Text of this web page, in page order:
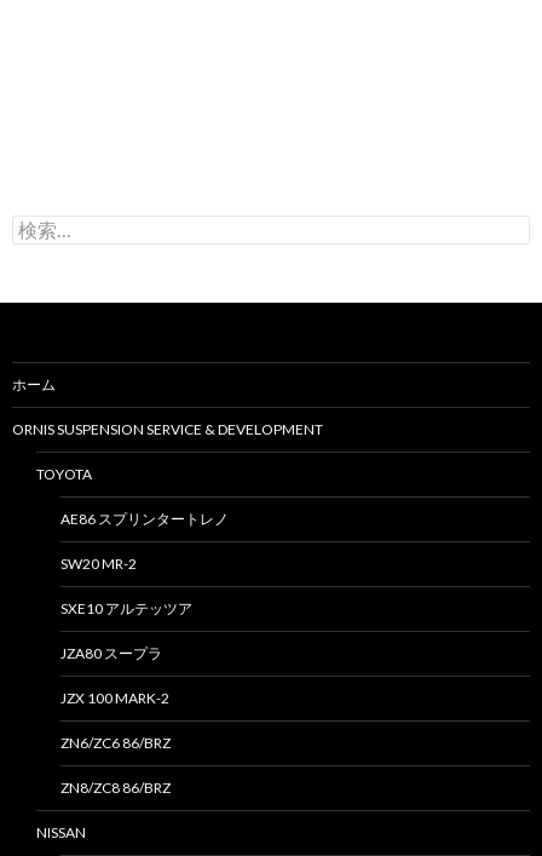
検
索
ホーム
ORNIS SUSPENSION SERVICE & DEVELOPMENT
TOYOTA
AE86 スプリンタートレノ
SW20 MR-2
SXE10 アルテッツア
JZA80 スープラ
JZX 100 MARK-2
ZN6/ZC6 86/BRZ
ZN8/ZC8 86/BRZ
NISSAN